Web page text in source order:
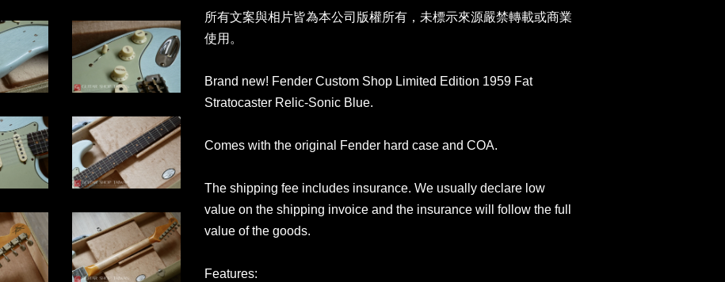
所有文案與相片皆為本公司版權所有，未標示來源嚴禁轉載或商業
使用。
Brand new! Fender Custom Shop Limited Edition 1959 Fat
Stratocaster Relic-Sonic Blue.
Comes with the original Fender hard case and COA.
The shipping fee includes insurance. We usually declare low
value on the shipping invoice and the insurance will follow the full
value of the goods.
Features: